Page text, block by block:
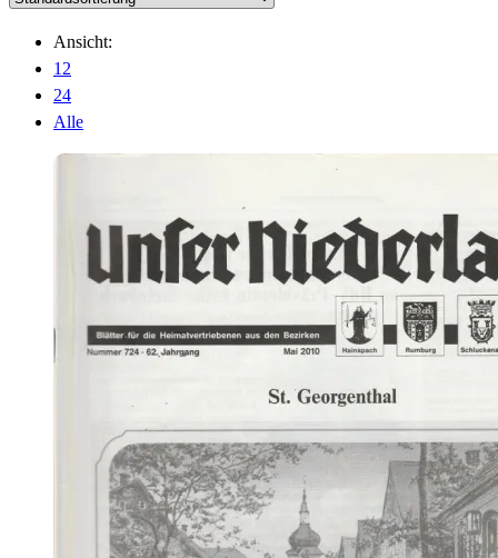
Ansicht:
12
24
Alle